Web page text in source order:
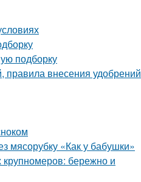
подборку
правила внесения удобрений
мясорубку «Как у бабушки»
бережно и